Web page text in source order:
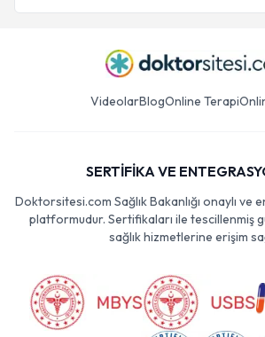
VideolarBlogOnline Terapi
SERTİFİKA VE
Doktorsitesi.com Sağlık Bakanlığı onaylı ve
platformudur. Sertifikaları ile tescillenmiş
sağlık hizmetlerine erişim